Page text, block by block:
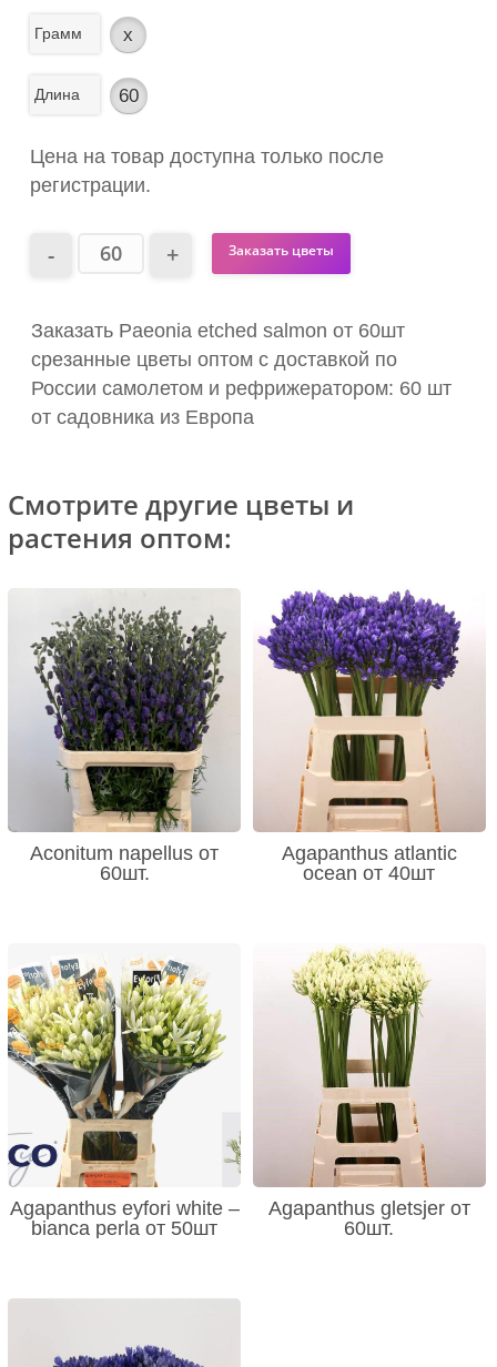
Грамм x
Длина 60
Цена на товар доступна только после
регистрации.
Заказать цветы
Заказать Paeonia etched salmon от 60шт
срезанные цветы оптом с доставкой по
России самолетом и рефрижератором: 60 шт
от садовника из Европа
Смотрите другие цветы и
растения оптом:
Aconitum napellus от
60шт.
Agapanthus atlantic
ocean от 40шт
Agapanthus eyfori white –
bianca perla от 50шт
Agapanthus gletsjer от
60шт.